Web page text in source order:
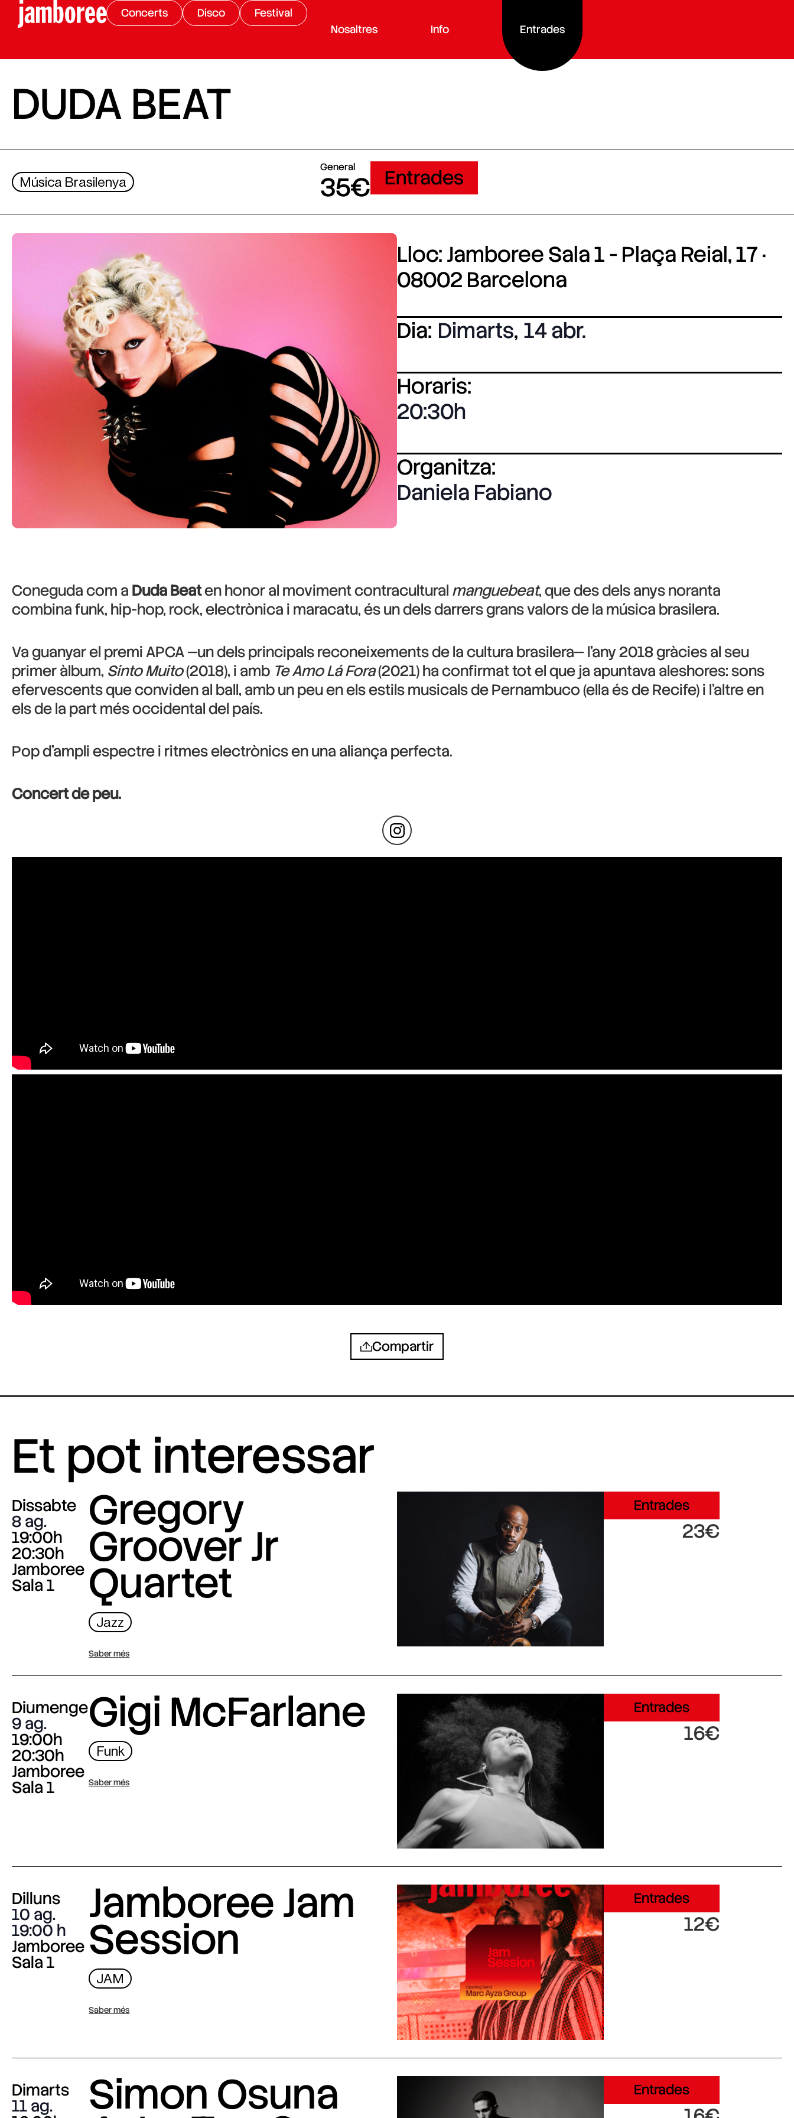
Concerts Disco
Festival
Nosaltres
Info Entrades
DUDA BEAT
Música Brasilenya
General
35€ Entrades
Lloc: Jamboree Sala 1 - Plaça Reial, 17 ·
08002 Barcelona
Dia: Dimarts, 14 abr.
Horaris:
20:30
Organitza:
Daniela Fabiano
Coneguda com a Duda Beaten honor al moviment contracultural manguebeat, que des dels anys noranta
combina funk, hip-hop, rock, electrònica i maracatu, és un dels darrers grans valors de la música brasilera.
Va guanyar el premi APCA —un dels principals reconeixements de la cultura brasilera— l’any 2018 gràcies al seu
primer àlbum, Sinto Muito(2018), i amb Te Amo Lá Fora(2021) ha confirmat tot el que ja apuntava aleshores: sons
efervescents que conviden al ball, amb un peu en els estils musicals de Pernambuco (ella és de Recife) i l’altre en
els de la part més occidental del país.
Pop d’ampli espectre i ritmes electrònics en una aliança perfecta.
Concert de peu.
Compartir
Et pot interessar
Dissabte
8 ag.
19:00h
20:30h
Jamboree
Sala 1
Gregory
Groover Jr
Quartet
Jazz
Saber més
Entrades
23€
Diumenge
9 ag.
19:00h
20:30h
Jamboree
Sala 1
Gigi McFarlane
Funk
Saber més
Entrades
16€
Dilluns
10 ag.
19:00
Jamboree
Sala 1
Jamboree Jam
Session
JAM
Saber més
Entrades
12€
Dimarts
11 ag. Simon Osuna Entrades